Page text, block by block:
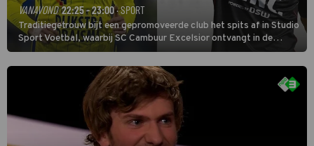
VANAVOND 22:25 - 23:00· SPORT
Traditiegetrouw bijt een gepromoveerde club het spits af in Studio
Sport Voetbal, waarbij SC Cambuur Excelsior ontvangt in de
eerste wedstrijd van het nieuwe Eredivisieseizoen. De nieuwe
oefenmeester is Johan Plat en hij wil aanvallend voetballen.